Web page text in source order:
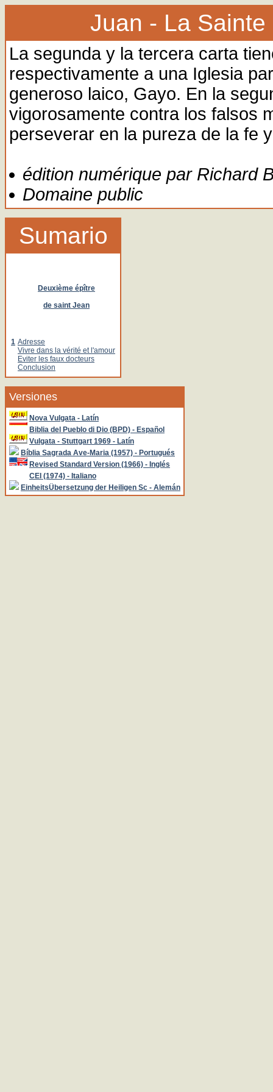
Juan - La
La segunda y la tercera carta
respectivamente a una Iglesia
generoso laico, Gayo. En la
vigorosamente contra los falsos
perseverar en la pureza de la fe
édition numérique par Richard
Domaine public
Sumario
Deuxième épître
de saint Jean
1 Adresse
Vivre dans la vérité et l'amour
Eviter les faux docteurs
Conclusion
Versiones
Nova Vulgata - Latín
Biblia del Pueblo di Dio (BPD) - Español
Vulgata - Stuttgart 1969 - Latín
Bíblia Sagrada Ave-Maria (1957) - Portugués
Revised Standard Version (1966) - Inglés
CEI (1974) - Italiano
EinheitsÜbersetzung der Heiligen Sc - Alemán